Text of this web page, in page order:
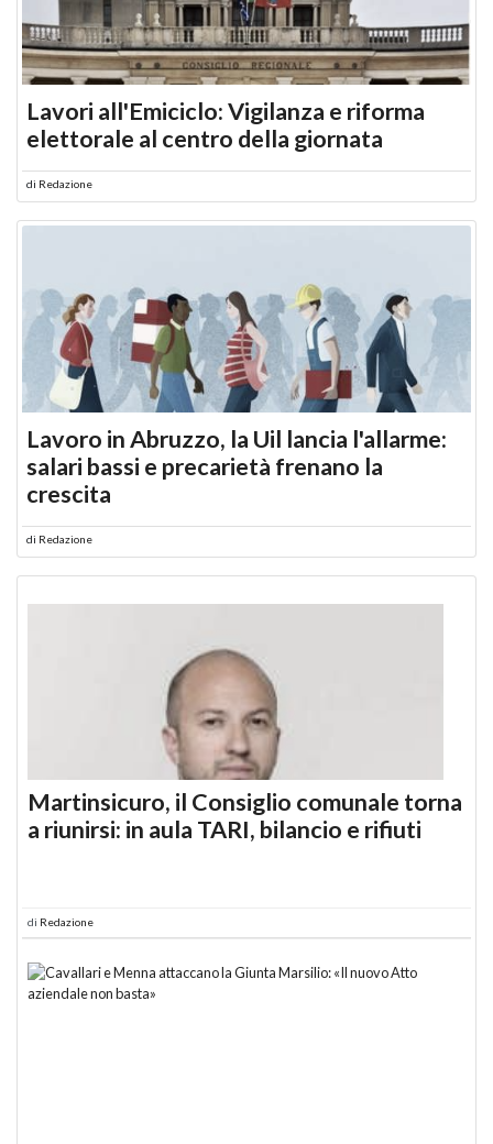
Lavori all'Emiciclo: Vigilanza e riforma
elettorale al centro della giornata
di Redazione
Lavoro in Abruzzo, la Uil lancia l'allarme:
salari bassi e precarietà frenano la
crescita
di Redazione
Martinsicuro, il Consiglio comunale torna
a riunirsi: in aula TARI, bilancio e rifiuti
di Redazione